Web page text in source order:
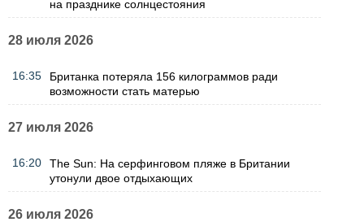
на празднике солнцестояния
28 июля 2026
16:35
Британка потеряла 156 килограммов ради
возможности стать матерью
27 июля 2026
16:20
The Sun: На серфинговом пляже в Британии
утонули двое отдыхающих
26 июля 2026